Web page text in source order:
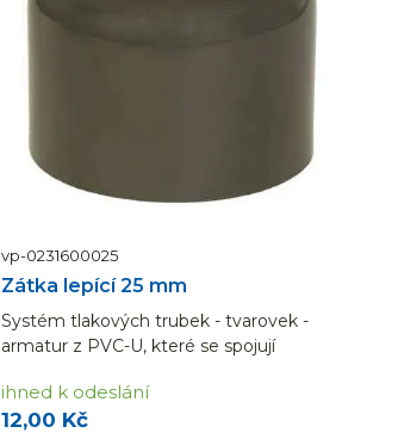
vp-0231600025
Zátka lepící 25 mm
Systém tlakových trubek - tvarovek -
armatur z PVC-U, které se spojují
spojů. Výhodou je jak snadná manipulace
i montáž, tak chemická odolnost
12,00 Kč
ihned k odeslání